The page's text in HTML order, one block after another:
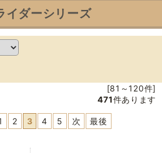
イダーシリーズ
[81～120件]
471件あります
2 3 4 5 次 最後